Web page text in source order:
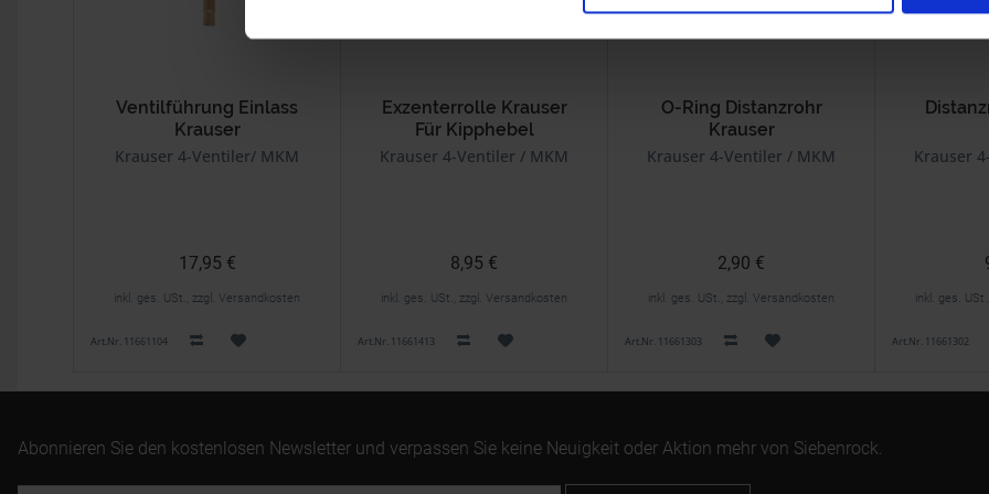
Ventilführung Einlass
Krauser
Krauser 4-Ventiler/ MKM
17,95 €
inkl. ges. USt., zzgl. Versandkosten
Art.Nr. 11661104
Exzenterrolle Krauser
Für Kipphebel
Krauser 4-Ventiler / MKM
8,95 €
inkl. ges. USt., zzgl. Versandkosten
Art.Nr. 11661413
O-Ring Distanzrohr
Krauser
Krauser 4-Ventiler / MKM
2,90 €
inkl. ges. USt., zzgl. Versandkosten
Art.Nr. 11661303
Krauser
inkl. ges.
Art.Nr. 11661302
Abonnieren Sie den kostenlosen Newsletter und verpassen Sie keine Neuigkeit oder Aktion mehr von Siebenrock.